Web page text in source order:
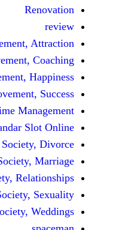
Self
Self
Self
Self
Improvement, Time
SIMPLEBET8 Bandar
Society,